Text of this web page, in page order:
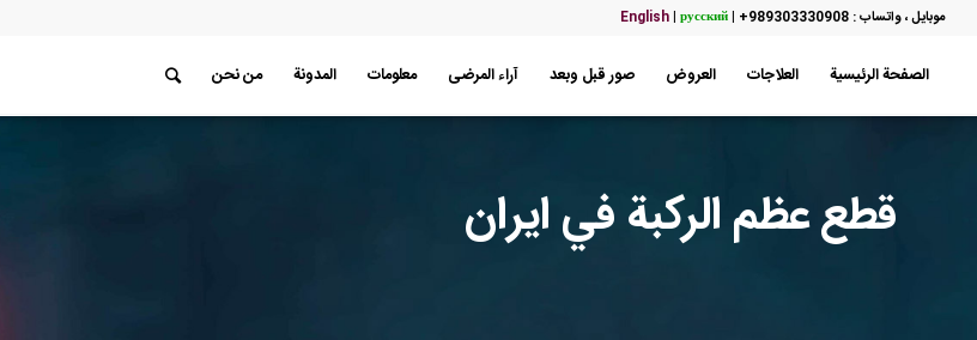
موبایل ، واتساب : 989303330908+ |
English|русский
الصفحة الرئيسية العلاجات العروض صور قبل وبعد آراء المرضى معلومات المدونة من نحن
قطع عظم الركبة في ايران